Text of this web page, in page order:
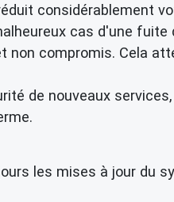
considérablement
cas d'une
compromis. Cela
de nouveaux
les mises à jour du